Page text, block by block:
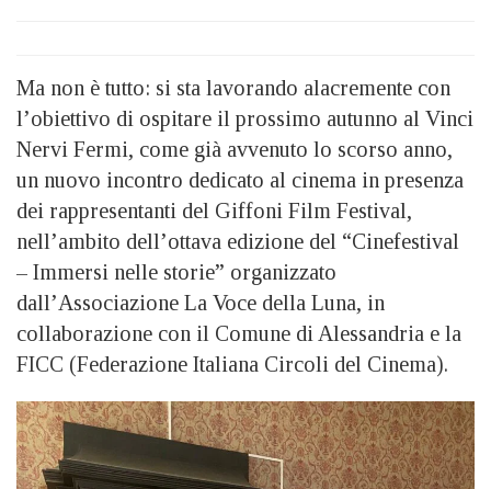
Ma non è tutto: si sta lavorando alacremente con
l’obiettivo di ospitare il prossimo autunno al Vinci
Nervi Fermi, come già avvenuto lo scorso anno,
un nuovo incontro dedicato al cinema in presenza
dei rappresentanti del Giffoni Film Festival,
nell’ambito dell’ottava edizione del “Cinefestival
– Immersi nelle storie” organizzato
dall’Associazione La Voce della Luna, in
collaborazione con il Comune di Alessandria e la
FICC (Federazione Italiana Circoli del Cinema).